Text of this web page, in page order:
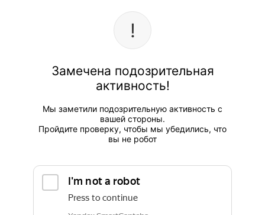
Замечена подозрительная
активность!
Мы заметили подозрительную активность с
вашей стороны.
Пройдите проверку, чтобы мы убедились, что
вы не робот